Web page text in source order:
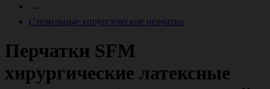
→
Стерильные хирургические перчатки
Перчатки SFM
хирургические латексные